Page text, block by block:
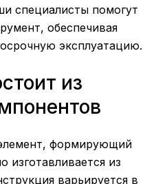
специалисты помогут
обеспечивая
эксплуатацию.
из
формирующий
изготавливается из
варьируется в